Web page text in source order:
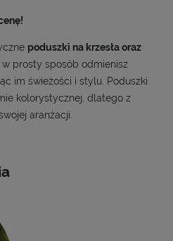
poduszki na krzesła oraz
w prosty sposób odmienisz
im świeżości i stylu. Poduszki
kolorystycznej, dlatego z
aranżacji.